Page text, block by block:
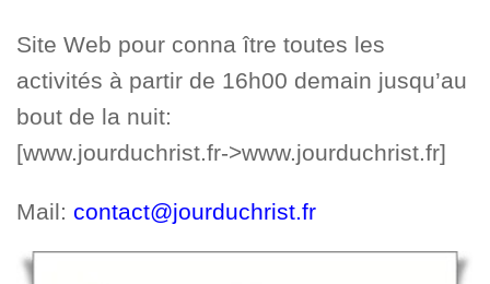
Site Web pour conna ître toutes les
activités à partir de 16h00 demain jusqu’au
bout de la nuit:
[www.jourduchrist.fr->www.jourduchrist.fr]
Mail: contact@jourduchrist.fr